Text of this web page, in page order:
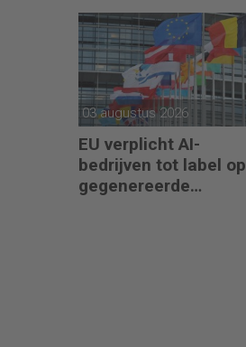
03 augustus 2026
EU verplicht AI-
bedrijven tot label op
gegenereerde